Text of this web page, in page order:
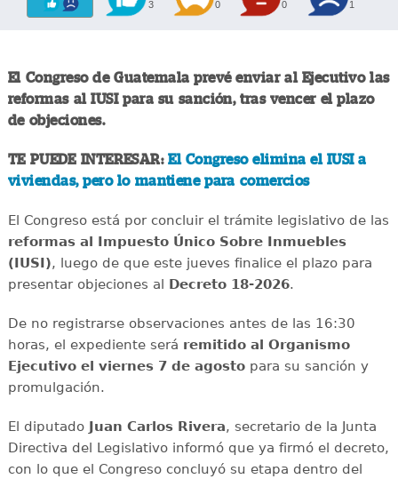
3 0 0 1
El Congreso de Guatemala prevé enviar al Ejecutivo las
reformas al IUSI para su sanción, tras vencer el plazo
de objeciones.
TE PUEDE INTERESAR:El Congreso elimina el IUSI a
viviendas, pero lo mantiene para comercios
El Congreso está por concluir el trámite legislativo de las
reformas al Impuesto Único Sobre Inmuebles
(IUSI), luego de que este jueves finalice el plazo para
presentar objeciones al
Decreto 18-2026.
De no registrarse observaciones antes de las 16:30
horas, el expediente será remitido al Organismo
Ejecutivo el viernes 7 de agostopara su sanción y
promulgación.
El diputado Juan Carlos Rivera, secretario de la Junta
Directiva del Legislativo informó que ya firmó el decreto,
con lo que el Congreso concluyó su etapa dentro del